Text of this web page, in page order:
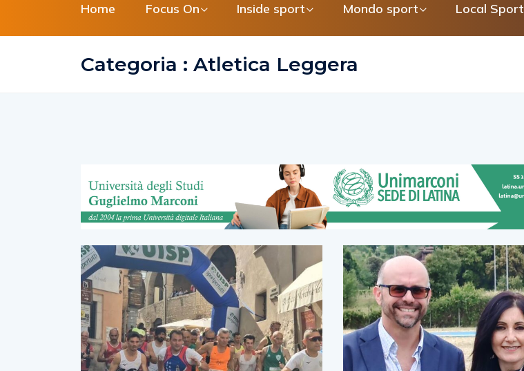
Home Focus On Inside sport Mondo sport Local Sport
Categoria : Atletica Leggera